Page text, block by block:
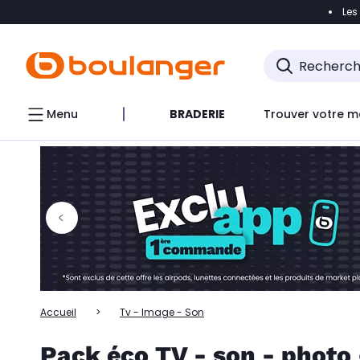
Accéder
Accéder directement au chatbot
Menu BRADERIE Trouver votre
Accueil Tv - Image - Son